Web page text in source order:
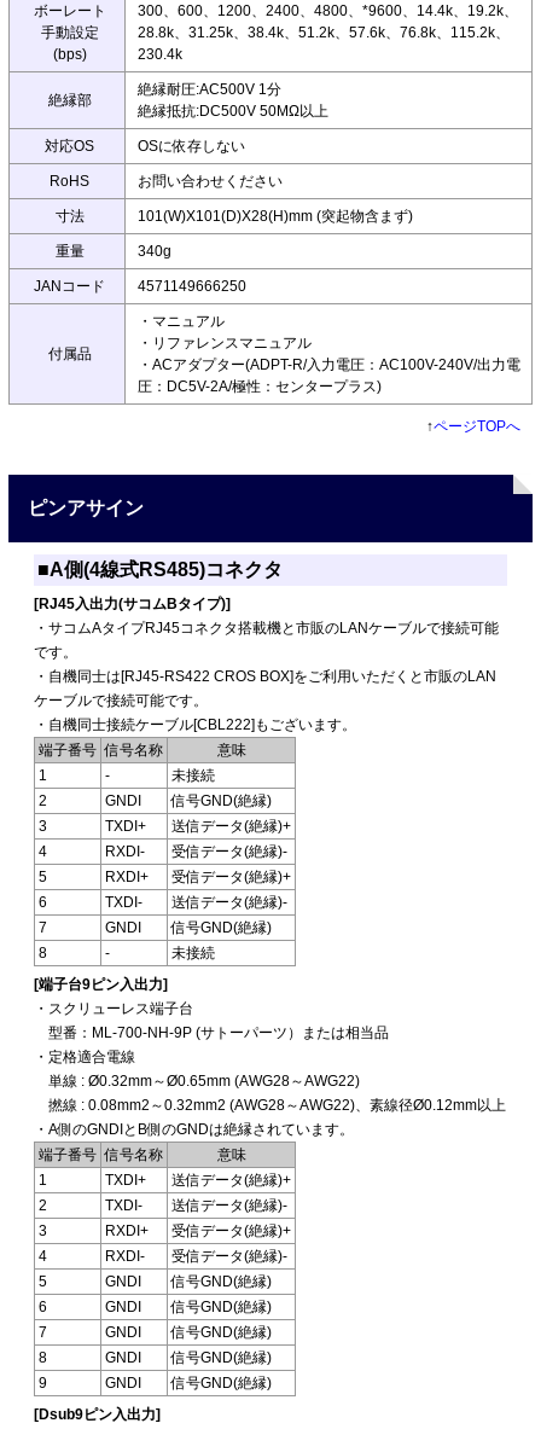
ボーレート
手動設定
(bps)
300、600、1200、2400、4800、*9600、14.4k、19.2k、
28.8k、31.25k、38.4k、51.2k、57.6k、76.8k、115.2k、
230.4k
絶縁部
絶縁耐圧:AC500V 1分
絶縁抵抗:DC500V 50MΩ以上
対応OS OSに依存しない
RoHS お問い合わせください
寸法 101(W)X101(D)X28(H)mm (突起物含まず)
重量 340g
JANコード 4571149666250
付属品
・マニュアル
・リファレンスマニュアル
・ACアダプター(ADPT-R/入力電圧：AC100V-240V/出力電
圧：DC5V-2A/極性：センタープラス)
↑ページTOPへ
ピンアサイン
■A側(4線式RS485)コネクタ
[RJ45入出力(サコムBタイプ)]
・サコムAタイプRJ45コネクタ搭載機と市販のLANケーブルで接続可能
です。
・自機同士は[RJ45-RS422 CROS BOX]をご利用いただくと市販のLAN
ケーブルで接続可能です。
・自機同士接続ケーブル[CBL222]もございます。
端子番号 信号名称
意味
1
-
未接続
2
GNDI
信号GND(絶縁)
3
TXDI+
送信データ(絶縁)+
4
RXDI-
受信データ(絶縁)-
5
RXDI+
受信データ(絶縁)+
6
TXDI-
送信データ(絶縁)-
7
GNDI
信号GND(絶縁)
8
-
未接続
[端子台9ピン入出力]
・スクリューレス端子台
型番：ML-700-NH-9P (サトーパーツ）または相当品
・定格適合電線
単線 : Ø0.32mm～Ø0.65mm (AWG28～AWG22)
撚線 : 0.08mm2～0.32mm2 (AWG28～AWG22)、素線径Ø0.12mm以上
・A側のGNDIとB側のGNDは絶縁されています。
端子番号 信号名称
意味
1
TXDI+
送信データ(絶縁)+
2
TXDI-
送信データ(絶縁)-
3
RXDI+
受信データ(絶縁)+
4
RXDI-
受信データ(絶縁)-
5
GNDI
信号GND(絶縁)
6
GNDI
信号GND(絶縁)
7
GNDI
信号GND(絶縁)
8
GNDI
信号GND(絶縁)
9
GNDI
信号GND(絶縁)
[Dsub9ピン入出力]